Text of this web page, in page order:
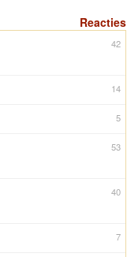
Reacties
42
14
5
53
40
7